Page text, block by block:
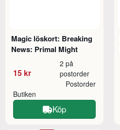
Magic löskort: Breaking
News: Primal Might
15 kr
2 på
postorder
Butiken
Postorder
Köp